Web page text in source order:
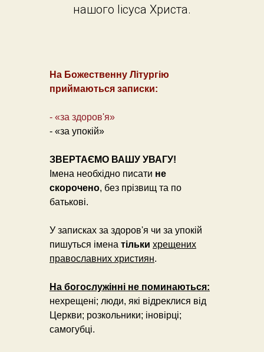
нашого Іісуса Христа.
На Божественну Літургію
приймаються записки:
- «за здоров'я»
- «за упокій»
ЗВЕРТАЄМО ВАШУ УВАГУ!
Імена необхідно писати не
скорочено, без прізвищ та по
батькові.
У записках за здоров'я чи за упокій
пишуться імена тільки хрещених
православних християн.
На богослужінні не поминаються:
нехрещені; люди, які відреклися від
Церкви; розкольники; іновірці;
самогубці.